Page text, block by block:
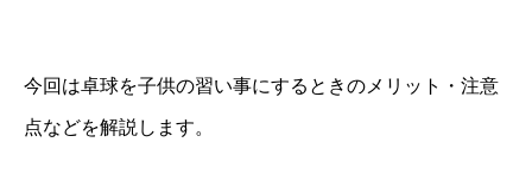
今回は卓球を子供の習い事にするときのメリット・注意
点などを解説します。